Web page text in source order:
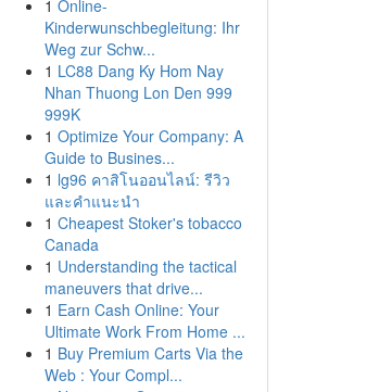
1 Online-
Kinderwunschbegleitung: Ihr
Weg zur Schw...
1 LC88 Dang Ky Hom Nay
Nhan Thuong Lon Den 999
999K
1 Optimize Your Company: A
Guide to Busines...
1 lg96 คาสิโนออนไลน์: รีวิว
และคำแนะนำ
1 Cheapest Stoker's tobacco
Canada
1 Understanding the tactical
maneuvers that drive...
1 Earn Cash Online: Your
Ultimate Work From Home ...
1 Buy Premium Carts Via the
Web : Your Compl...